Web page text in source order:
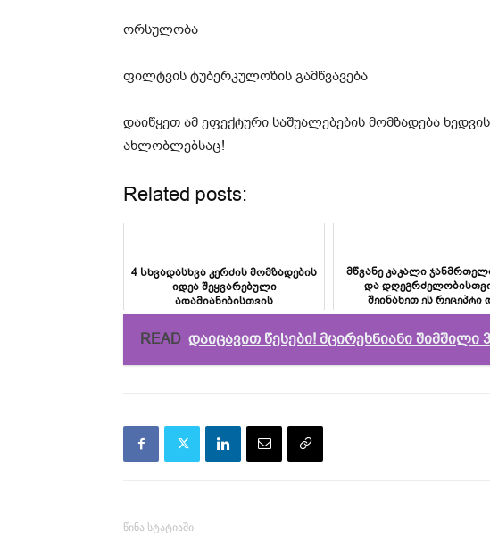
ორსულობა
ფილტვის ტუბერკულოზის გამწვავება
დაიწყეთ ამ ეფექტური საშუალებების მომზადება
ახლობლებსაც!
Related posts:
4 Სხვადასხვა კერძის მომზადების
იდეა შეყვარებული
ადამიანებისთვის
მწვანე კაკალი
და
შეინახეთ ეს რეცეპტი
არასდროს
READ დაიცავით წესები! მცირეხნიანი
წინა სტატიაში